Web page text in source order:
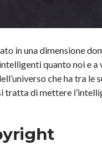
in una dimensione
quanto noi e a
che ha tra
tratta di mettere